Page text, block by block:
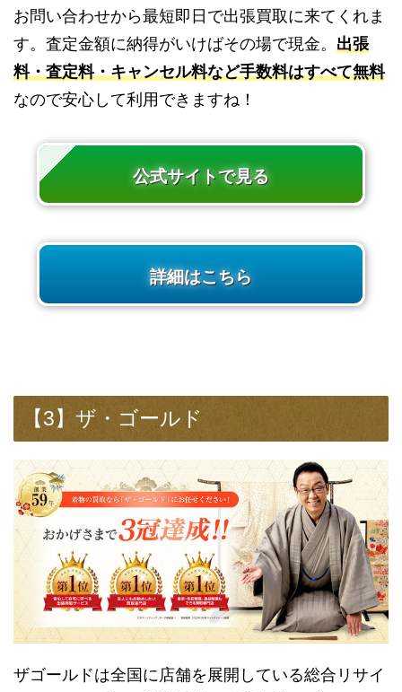
お問い合わせから最短即日で出張買取に来てくれま
す。査定金額に納得がいけばその場で現金。 出張
料・査定料・キャンセル料など手数料はすべて無料
なので安心して利用できますね！
公式サイトで見る
詳細はこちら
【3】ザ・ゴールド
ザゴールドは全国に店舗を展開している総合リサイ